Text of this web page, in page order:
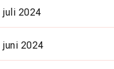
juli 2024
juni 2024